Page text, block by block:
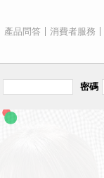
產品問答 消費者服務
密碼